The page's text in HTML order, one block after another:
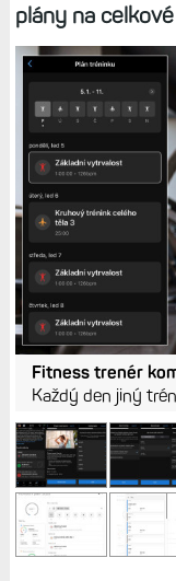
plány na
Fitness trenér
Každý den jiný